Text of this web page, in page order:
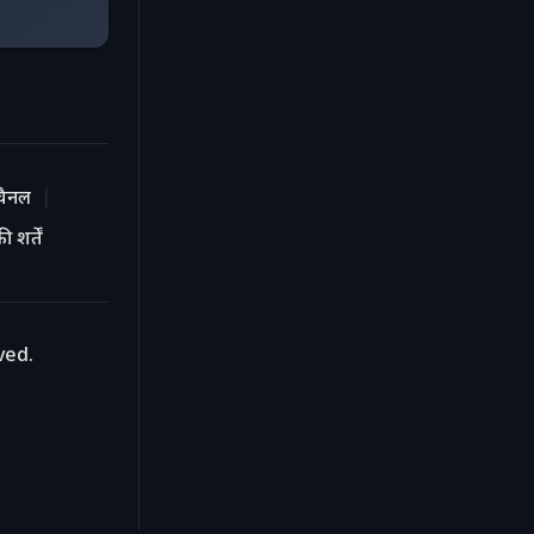
शर्तें